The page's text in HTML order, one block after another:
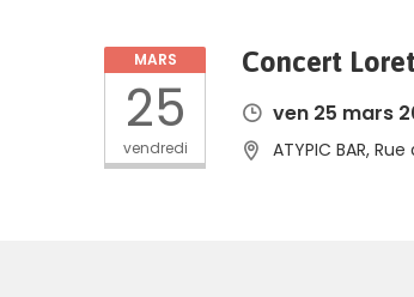
MARS
25
vendredi
Concert
ven 25 mars
ATYPIC BAR,